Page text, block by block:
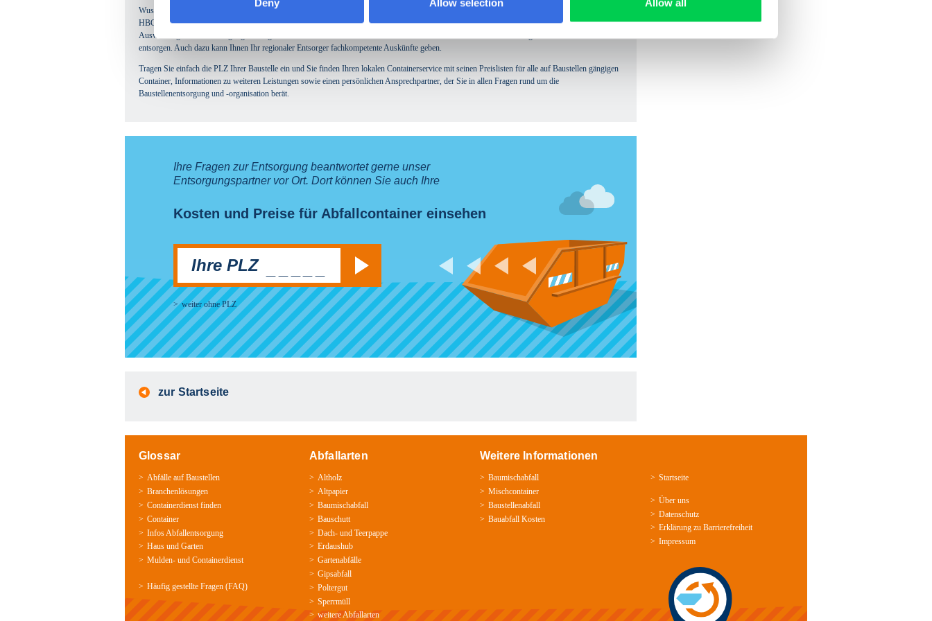
Deny Allow selection Allow all
Wussten Sie nicht? Seit Frühjahr 2016 gibt es ein weitgehendes Verwendungsverbot für das Flammschutzmittel Hexabromcyclododecan (HBCD).
HBCD ist in nahezu allen Dämmstoffabfällen aus Polystyrolmaterialien (Styropor) als flammhemmende Komponente enthalten. Dies hat auch
Auswirkung auf die Entsorgung derartiger Abfälle aus dem Bau- und Abbruchbereich. Seit dem 30.09.2016 sind diese getrennt zu erfassen und zu
entsorgen. Auch dazu kann Ihnen Ihr regionaler Entsorger fachkompetente Auskünfte geben.
Tragen Sie einfach die PLZ Ihrer Baustelle ein und Sie finden Ihren lokalen Containerservice mit seinen Preislisten für alle auf Baustellen gängigen
Container, Informationen zu weiteren Leistungen sowie einen persönlichen Ansprechpartner, der Sie in allen Fragen rund um die
Baustellenentsorgung und -organisation berät.
Ihre Fragen zur Entsorgung beantwortet gerne unser
Entsorgungspartner vor Ort. Dort können Sie auch Ihre
Kosten und Preise für Abfallcontainer einsehen
Ihre PLZ
weiter ohne PLZ
zur Startseite
Glossar
Abfälle auf Baustellen
Branchenlösungen
Containerdienst finden
Container
Infos Abfallentsorgung
Haus und Garten
Mulden-­ und Containerdienst
Häufig gestellte Fragen (FAQ)
Abfallarten
Altholz
Altpapier
Baumischabfall
Bauschutt
Dach- und Teerpappe
Erdaushub
Gartenabfälle
Gipsabfall
Poltergut
Sperrmüll
weitere Abfallarten
Weitere Informationen
Baumischabfall
Mischcontainer
Baustellenabfall
Bauabfall Kosten
Startseite
Über uns
Datenschutz
Erklärung zu Barrierefreiheit
Impressum